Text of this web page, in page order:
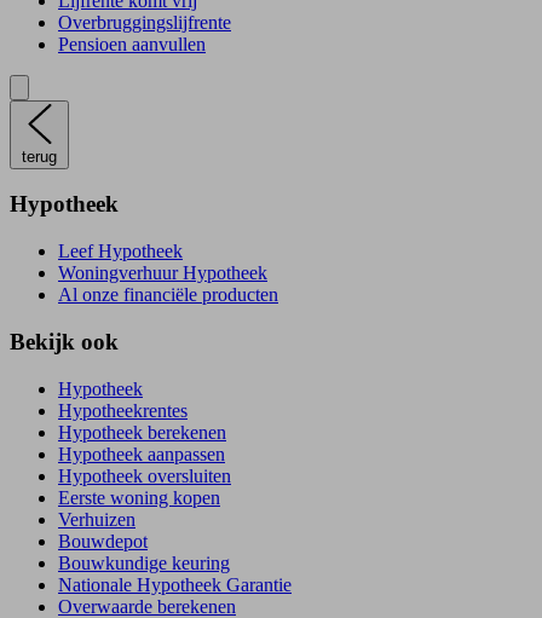
Overbruggingslijfrente
Pensioen aanvullen
terug
Hypotheek
Leef Hypotheek
Woningverhuur Hypotheek
Al onze financiële producten
Bekijk ook
Hypotheek
Hypotheekrentes
Hypotheek berekenen
Hypotheek aanpassen
Hypotheek oversluiten
Eerste woning kopen
Verhuizen
Bouwdepot
Bouwkundige keuring
Nationale Hypotheek Garantie
Overwaarde berekenen